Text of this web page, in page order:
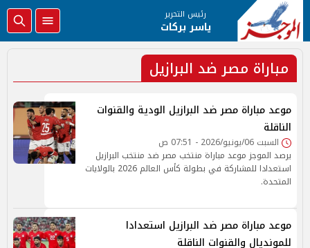
رئيس التحرير
ياسر بركات
مباراة مصر ضد البرازيل
موعد مباراة مصر ضد البرازيل الودية والقنوات
الناقلة
السبت 06/يونيو/2026 - 07:51 ص
يرصد الموجز موعد مباراة منتخب مصر ضد منتخب البرازيل
استعدادا للمشاركة في بطولة كأس العالم 2026 بالولايات
المتحدة.
موعد مباراة مصر ضد البرازيل استعدادا
للمونديال والقنوات الناقلة